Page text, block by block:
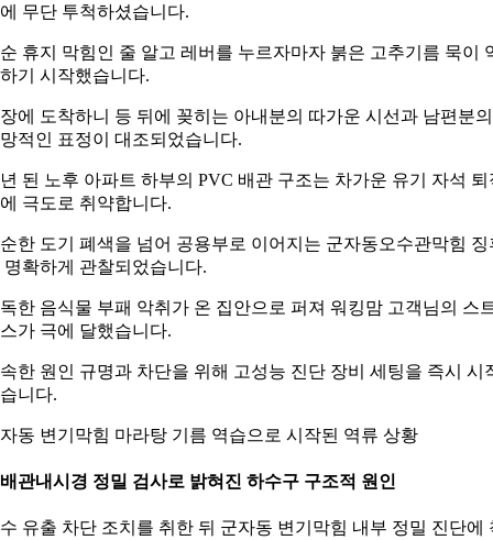
무단 투척하셨습니다.
휴지 막힘인 줄 알고 레버를 누르자마자 붉은 고추기름 묵이
기 시작했습니다.
에 도착하니 등 뒤에 꽂히는 아내분의 따가운 시선과 남편분의
적인 표정이 대조되었습니다.
된 노후 아파트 하부의 PVC 배관 구조는 차가운 유기 자석 퇴
극도로 취약합니다.
한 도기 폐색을 넘어 공용부로 이어지는 군자동오수관막힘 징
명확하게 관찰되었습니다.
한 음식물 부패 악취가 온 집안으로 퍼져 워킹맘 고객님의 스
가 극에 달했습니다.
한 원인 규명과 차단을 위해 고성능 진단 장비 세팅을 즉시 시
니다.
동 변기막힘 마라탕 기름 역습으로 시작된 역류 상황
관내시경 정밀 검사로 밝혀진 하수구 구조적 원인
유출 차단 조치를 취한 뒤 군자동 변기막힘 내부 정밀 진단에